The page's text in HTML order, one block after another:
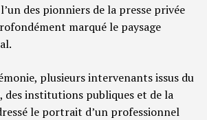
des pionniers de la presse privée
marqué le paysage
plusieurs intervenants issus du
des institutions publiques et de la
le portrait d’un professionnel